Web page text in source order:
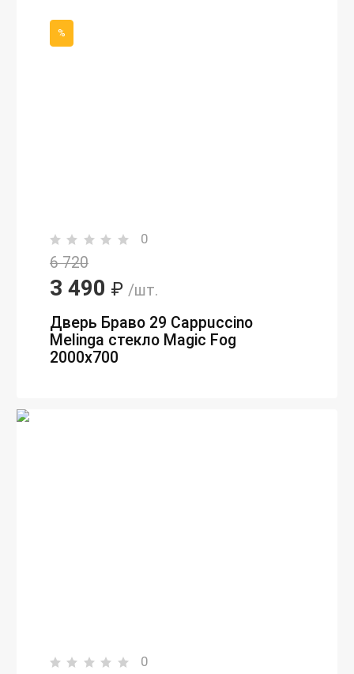
%
0
6 720
3 490 ₽ /шт.
Дверь Браво 29 Cappuccino
Melinga стекло Magic Fog
2000х700
0